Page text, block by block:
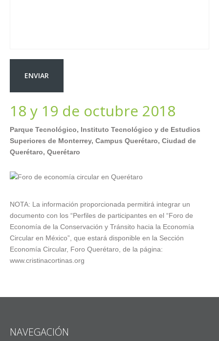
18 y 19 de octubre 2018
Parque Tecnológico, Instituto Tecnológico y de Estudios
Superiores de Monterrey, Campus Querétaro, Ciudad de
Querétaro, Querétaro
NOTA: La información proporcionada permitirá integrar un
documento con los “Perfiles de participantes en el “Foro de
Economía de la Conservación y Tránsito hacia la Economía
Circular en México”, que estará disponible en la Sección
Economía Circular, Foro Querétaro, de la página:
www.cristinacortinas.org
NAVEGACIÓN